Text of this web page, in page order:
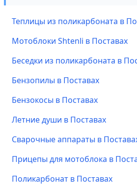
Теплицы из поликарбоната в
Мотоблоки Shtenli в Поставах
Беседки из поликарбоната в
Бензопилы в Поставах
Бензокосы в Поставах
Летние души в Поставах
Сварочные аппараты в
Прицепы для мотоблока в
Поликарбонат в Поставах